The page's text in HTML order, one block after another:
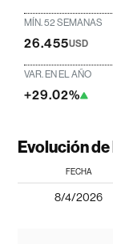
MÍN. 52 SEMANAS
26.455USD
VAR. EN EL AÑO
+29.02%
Evolución
FECHA
8/4/2026